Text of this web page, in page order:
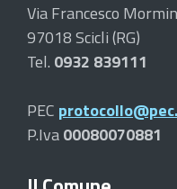
Via Francesco
97018 Scicli (RG)
Tel. 0932 839111
PEC
P.Iva00080070881